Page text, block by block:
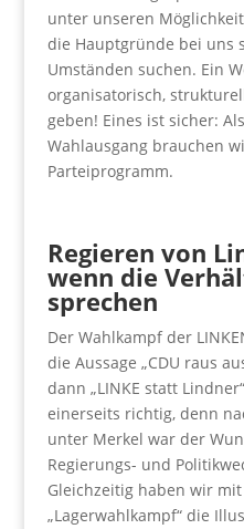
unter unseren
die Hauptgründe bei uns
Umständen suchen. Ein
organisatorisch,
geben! Eines ist sicher:
Wahlausgang brauchen
Parteiprogramm.
Regieren von
wenn die
sprechen
Der Wahlkampf der
die Aussage „CDU raus
dann „LINKE statt
einerseits richtig, denn
unter Merkel war der
Regierungs- und
Gleichzeitig haben wir
„Lagerwahlkampf“ die